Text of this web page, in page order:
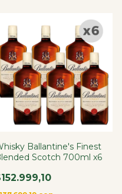
Ballantine's Finest
Scotch 700ml x6